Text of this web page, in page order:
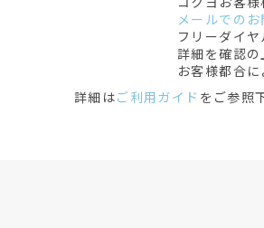
メールでの
フリーダイ
詳細を確認の
お客様都合に
詳細はご利用ガイド をご参照